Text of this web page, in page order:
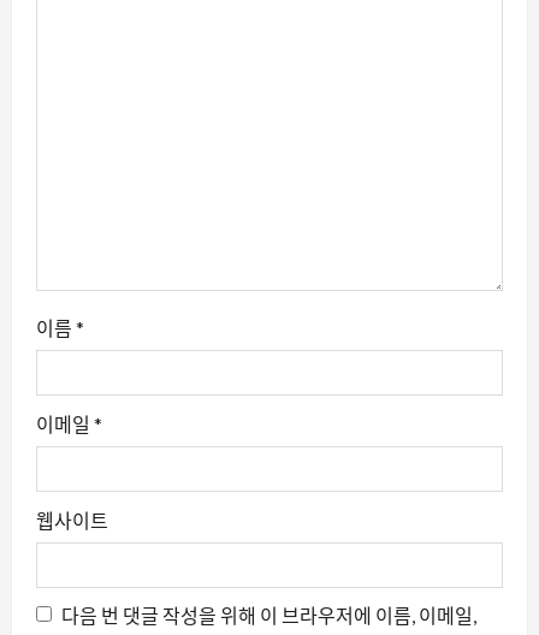
이름 *
이메일 *
웹사이트
다음 번 댓글 작성을 위해 이 브라우저에 이름, 이메일,